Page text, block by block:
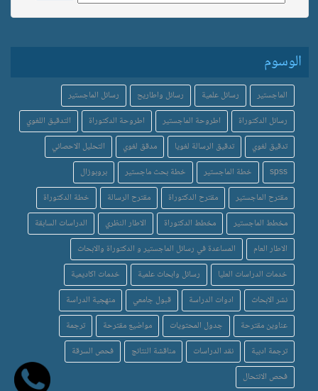
الوسوم
الماجستير رسائل علمية رسائل واطاريح
رسائل الماجستير
رسائل الدكتوراة
اطروحة الماجستير اطروحة الدكتوراة
التدقيق اللغوي
تدقيق لغوي
تدقيق الرسالة لغويا مدقق لغوي
التحليل الاحصائي
spss
خطة الماجستير خطة بحث ماجستير
بروبوزال
مقترح الماجستير
مقترح الدكتوراة مقترح الرسالة
خطة الدكتوراة
مخطط الماجستير
مخطط الدكتوراة الاطار النظري
الدراسات السابقة
الاطار العام
المساعدة في رسائل الماجستير و الدكتوراة والابحاث
خدمات الدراسات العليا
رسائل وابحاث علمية
خدمات اكاديمية
نشر الابحاث
ادوات الدراسة قبول جامعي
منهجية الدراسة
عناوين مقترحة
جدول المحتويات مواضيع مقترحة
ترجمة
ترجمة ادبية
نقد الدراسات مناقشة النتائج
فحص السرقة
فحص الانتحال